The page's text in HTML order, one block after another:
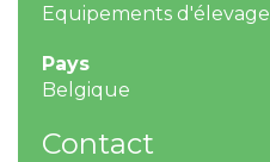
Equipements d'élevage
Pays
Belgique
Contact